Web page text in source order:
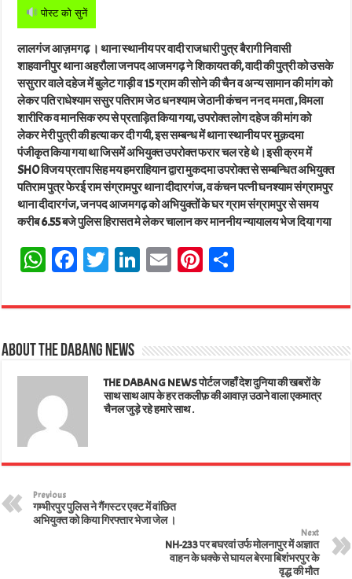
पोस्ट को सुनें
लालगंज आज़मगढ़ । थाना स्थानीय पर वादी राजधारी पुत्र बैरागी निवासी
शाहवानीपुर थाना अहरौला जनपद आजमगढ़ ने शिकायत की, वादी की पुत्री को उसके
ससुरार वाले दहेज में बुलेट गाड़ी व 15 ग्राम की सोने की चैन व अन्य सामान की मांग को
लेकर पति राधेश्याम ससुर पतिराम जेठ धनश्याम जेठानी कंचन ननद ममता , विमला
शारीरिक व मानसिक रुप से प्रताड़ित किया गया, उपरोक्त लोग दहेज की मांग को
लेकर मेरी पुत्री की हत्या कर दी गयी, इस सम्बन्ध में थाना स्थानीय पर मुक़दमा
पंजीकृत किया गया था जिसमें अभियुक्त उपरोक्त फरार चल रहे थे।इसी क्रम में
SHO विजय प्रताप सिह मय हमराहियान द्वारा मुकदमा उपरोक्त से सम्बन्धित अभियुक्त
पतिराम पुत्र फेरई राम संग्रामपुर थाना दीदारगंज, व कंचन पत्नी घनश्याम संग्रामपुर
थाना दीदारगंज, जनपद आजमगढ़ को अभियुक्तों के घर ग्राम संग्रामपुर से समय
करीब 6.55 बजे पुलिस हिरासत मे लेकर चालान कर माननीय न्यायालय भेज दिया गया
W
ts
A
pp
Fa
bo
ok
T
tt
er
Li
ed
E
ail
Pi
er
t
e
About The Dabang News
THE DABANG NEWS पोर्टल जहाँ देश दुनिया की खबरों के
साथ साथ आप के हर तकलीफ़ की आवाज़ उठाने वाला एकमात्र
चैनल जुड़े रहे हमारे साथ .
Previous
गम्भीरपुर पुलिस ने गैंगस्टर एक्ट में वांछित
अभियुक्त को किया गिरफ्तार भेजा जेल ।
Next
NH-233 पर बघरवां उर्फ मोलनापुर में अज्ञात
वाहन के धक्के से घायल बेरमा बिशंभरपुर के
वृद्ध की मौत